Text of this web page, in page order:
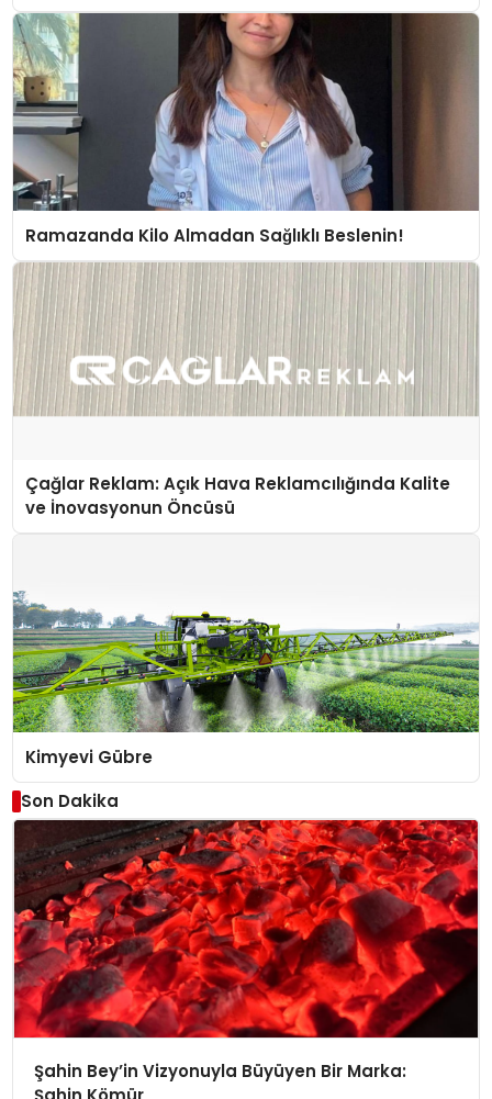
Ramazanda Kilo Almadan Sağlıklı Beslenin!
Çağlar Reklam: Açık Hava Reklamcılığında Kalite
ve İnovasyonun Öncüsü
Kimyevi Gübre
Son Dakika
Şahin Bey’in Vizyonuyla Büyüyen Bir Marka: